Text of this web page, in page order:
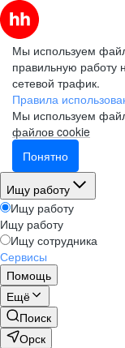
Мы используем
правильную работу
сетевой трафик.
Правила
Мы используем
файлов cookie
Понятно
Ищу работу
Ищу работу
Ищу работу
Ищу сотрудника
Сервисы
Помощь
Ещё
Поиск
Орск